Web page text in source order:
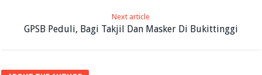
Next article
GPSB Peduli, Bagi Takjil Dan Masker Di Bukittinggi